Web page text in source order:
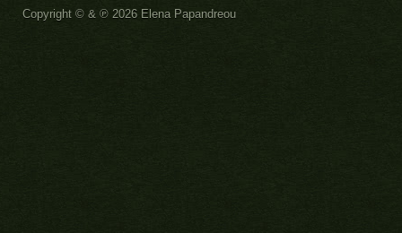
Copyright © & ℗ 2026 Elena Papandreou